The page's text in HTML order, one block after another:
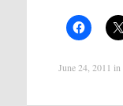
June 24, 2011 in